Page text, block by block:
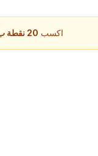
اكسب 20 نقطة